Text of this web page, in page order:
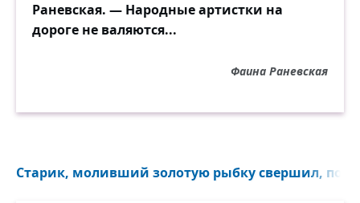
Раневская. — Народные артистки на
дороге не валяются...
Фаина Раневская
Старик, моливший золотую рыбку свершил,